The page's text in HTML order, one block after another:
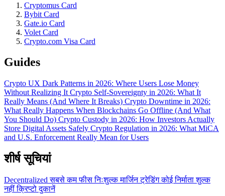
Cryptomus Card
Bybit Card
Gate.io Card
Volet Card
Crypto.com Visa Card
Guides
Crypto UX Dark Patterns in 2026: Where Users Lose Money
Without Realizing It Crypto Self-Sovereignty in 2026: What It
Really Means (And Where It Breaks) Crypto Downtime in 2026:
What Really Happens When Blockchains Go Offline (And What
You Should Do) Crypto Custody in 2026: How Investors Actually
Store Digital Assets Safely Crypto Regulation in 2026: What MiCA
and U.S. Enforcement Really Mean for Users
शीर्ष सूचियां
Decentralizedसबसे कम फीसनिःशुल्कमार्जिन ट्रेडिंगकोई निर्माता शुल्क
नहींक्रिप्टो दुकानें